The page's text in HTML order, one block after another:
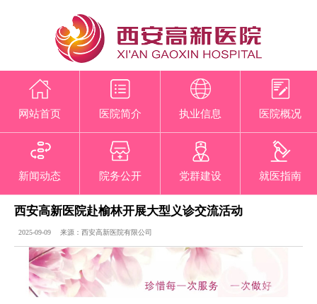
网站首页 医院简介 执业信息 医院概况
新闻动态 院务公开 党群建设 就医指南
西安高新医院赴榆林开展大型义诊交流活动
2025-09-09 来源：西安高新医院有限公司